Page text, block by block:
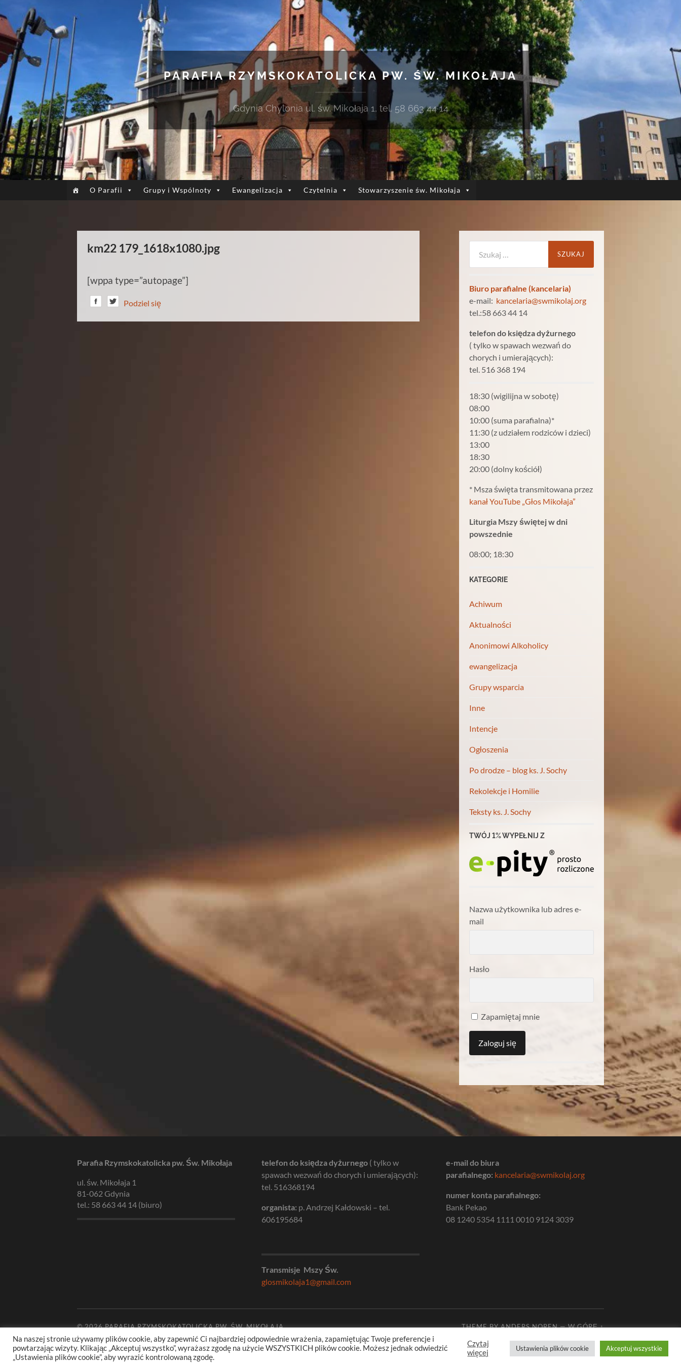
PARAFIA RZYMSKOKATOLICKA PW. ŚW. MIKOŁAJA
Gdynia Chylonia ul. św. Mikołaja 1, tel. 58 663 44 14
O Parafii Grupy i Wspólnoty Ewangelizacja Czytelnia Stowarzyszenie św. Mikołaja
km22 179_1618x1080.jpg
[wppa type=”autopage”]
Podziel się
Biuro parafialne (kancelaria)
e-mail: kancelaria@swmikolaj.org
tel.:58 663 44 14
telefon do księdza dyżurnego
( tylko w spawach wezwań do
chorych i umierających):
tel. 516 368 194
18:30 (wigilijna w sobotę)
08:00
10:00 (suma parafialna)*
11:30 (z udziałem rodziców i dzieci)
13:00
18:30
20:00 (dolny kościół)
* Msza święta transmitowana przez
kanał YouTube „Głos Mikołaja”
Liturgia Mszy świętej w dni
powszednie
08:00; 18:30
KATEGORIE
Achiwum
Aktualności
Anonimowi Alkoholicy
ewangelizacja
Grupy wsparcia
Inne
Intencje
Ogłoszenia
Po drodze – blog ks. J. Sochy
Rekolekcje i Homilie
Teksty ks. J. Sochy
TWÓJ 1% WYPEŁNIJ Z
Nazwa użytkownika lub adres e-
mail
Hasło
Zapamiętaj mnie
Parafia Rzymskokatolicka pw. Św. Mikołaja
ul. św. Mikołaja 1
81-062 Gdynia
tel.: 58 663 44 14 (biuro)
telefon do księdza dyżurnego ( tylko w
spawach wezwań do chorych i umierających):
tel. 516368194
organista: p. Andrzej Kałdowski – tel.
606195684
Transmisje Mszy Św.
glosmikolaja1@gmail.com
e-mail do biura
parafialnego: kancelaria@swmikolaj.org
numer konta parafialnego:
Bank Pekao
08 1240 5354 1111 0010 9124 3039
© 2026PARAFIA RZYMSKOKATOLICKA PW. ŚW. MIKOŁAJA THEME BYANDERS NOREN—W GÓRĘ ↑
Na naszej stronie używamy plików cookie, aby zapewnić Ci najbardziej odpowiednie wrażenia, zapamiętując Twoje preferencje i
powtarzając wizyty. Klikając „Akceptuj wszystko”, wyrażasz zgodę na użycie WSZYSTKICH plików cookie. Możesz jednak odwiedzić
„Ustawienia plików cookie”, aby wyrazić kontrolowaną zgodę.
Czytaj
więcej
Ustawienia plików cookie Akceptuj wszystkie